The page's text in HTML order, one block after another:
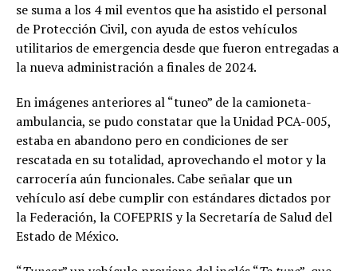
se suma a los 4 mil eventos que ha asistido el personal
de Protección Civil, con ayuda de estos vehículos
utilitarios de emergencia desde que fueron entregadas a
la nueva administración a finales de 2024.
En imágenes anteriores al “tuneo” de la camioneta-
ambulancia, se pudo constatar que la Unidad PCA-005,
estaba en abandono pero en condiciones de ser
rescatada en su totalidad, aprovechando el motor y la
carrocería aún funcionales. Cabe señalar que un
vehículo así debe cumplir con estándares dictados por
la Federación, la COFEPRIS y la Secretaría de Salud del
Estado de México.